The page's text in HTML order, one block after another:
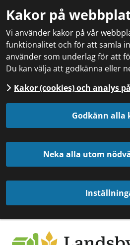
Kakor på
Vi använder kakor på vår
funktionalitet och för att samla
använder som underlag för att
Du kan välja att godkänna eller
Kakor (cookies) och analys
Godkänn alla
Neka alla utom